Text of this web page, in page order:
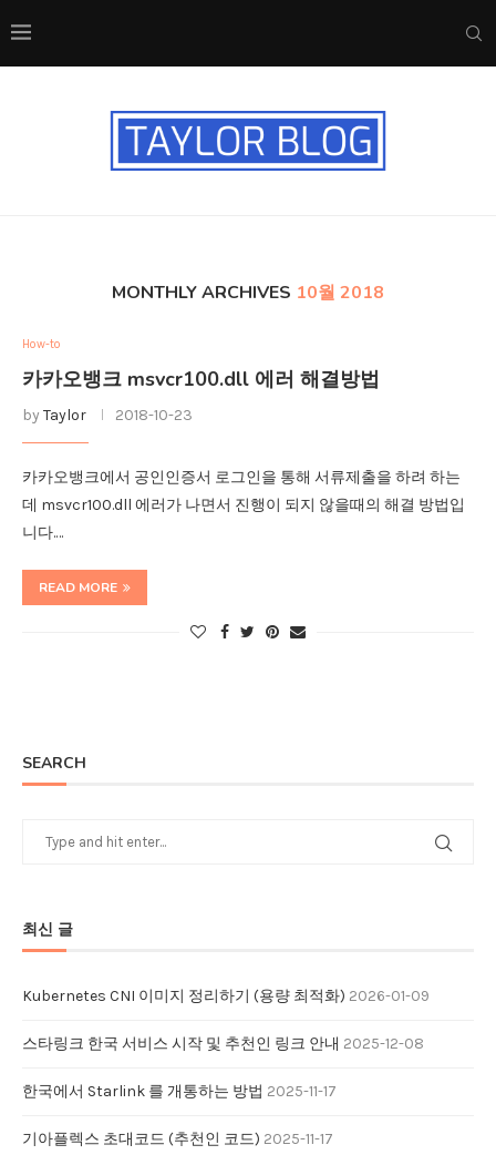
MONTHLY ARCHIVES 10월 2018
How-to
카카오뱅크 msvcr100.dll 에러 해결방법
by Taylor 2018-10-23
카카오뱅크에서 공인인증서 로그인을 통해 서류제출을 하려 하는
데 msvcr100.dll 에러가 나면서 진행이 되지 않을때의 해결 방법입
니다.…
READ MORE
SEARCH
최신 글
Kubernetes CNI 이미지 정리하기 (용량 최적화) 2026-01-09
스타링크 한국 서비스 시작 및 추천인 링크 안내 2025-12-08
한국에서 Starlink 를 개통하는 방법 2025-11-17
기아플렉스 초대코드 (추천인 코드) 2025-11-17